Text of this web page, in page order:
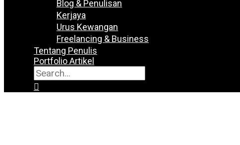
Blog & Penulisan
Kerjaya
Urus Kewangan
Freelancing & Business
Tentang Penulis
Portfolio Artikel
Search
for: